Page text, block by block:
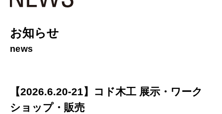
お知らせ
news
【2026.6.20-21】コド木工 展示・ワーク
ショップ・販売